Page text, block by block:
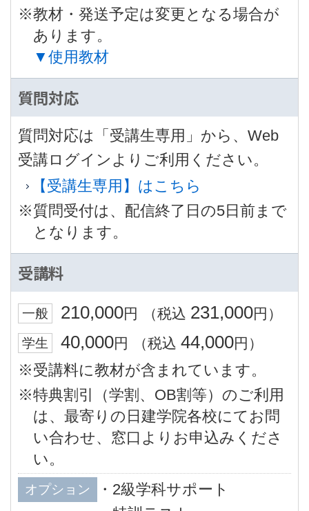
※教材・発送予定は変更となる場合が
あります。
▼使用教材
質問対応
質問対応は「受講生専用」から、Web
受講ログインよりご利用ください。
【受講生専用】はこちら
※質問受付は、配信終了日の5日前まで
となります。
受講料
一般 210,000円 （税込 231,000円）
学生 40,000円 （税込 44,000円）
※受講料に教材が含まれています。
※特典割引（学割、OB割等）のご利用
は、最寄りの日建学院各校にてお問
い合わせ、窓口よりお申込みくださ
い。
オプション
・2級学科サポート